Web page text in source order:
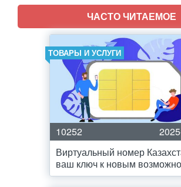
ЧАСТО ЧИТАЕМОЕ
ТОВАРЫ И УСЛУГИ
10252
Виртуальный номер
ваш ключ к новым